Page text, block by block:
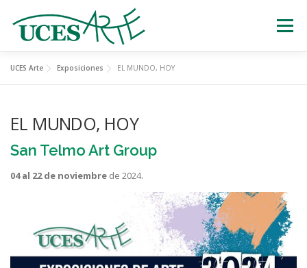
Menu
MÚSICA ESTATUAS VIVIENTES
OTRAS ACTIVIDADES
UCES Arte Exposiciones EL MUNDO, HOY
EL MUNDO, HOY
San Telmo Art Group
04 al 22 de noviembre de 2024.